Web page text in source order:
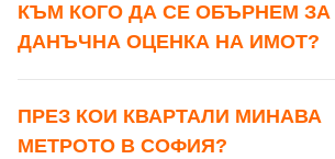
КЪМ КОГО ДА СЕ ОБЪРНЕМ ЗА
ДАНЪЧНА ОЦЕНКА НА ИМОТ?
ПРЕЗ КОИ КВАРТАЛИ МИНАВА
МЕТРОТО В СОФИЯ?